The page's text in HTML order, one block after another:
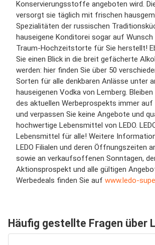
Konservierungsstoffe angeboten wird.
versorgt sie täglich mit frischen
Spezialitäten der russischen
hauseigene Konditorei sogar auf
Traum-Hochzeitstorte für Sie herstellt!
Sie einen Blick in die breit gefächerte
werden: hier finden Sie über 50
Sorten für alle denkbaren Anlässe unter
hauseigenen Vodka von Lemberg.
des aktuellen Werbeprospekts immer
und verpassen Sie keine Angebote und
hochwertige Lebensmittel von LEDO.
Lebensmittel für alle! Weitere
LEDO Filialen und deren Öffnungszeiten
sowie an verkaufsoffenen Sonntagen,
Aktionsprospekt und alle gültigen
Werbedeals finden Sie auf www.ledo-
Häufig gestellte Fragen über